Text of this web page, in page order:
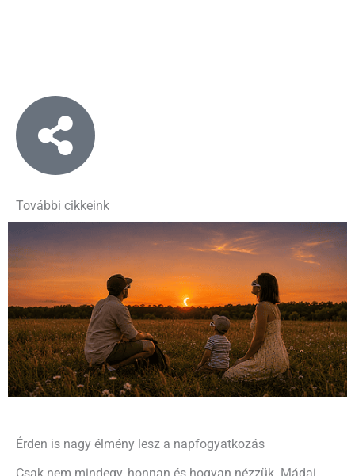
További cikkeink
Érden is nagy élmény lesz a napfogyatkozás